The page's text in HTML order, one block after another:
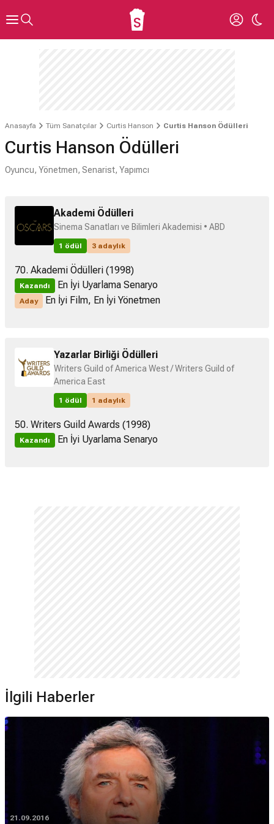
Anasayfa Tüm Sanatçılar Curtis Hanson Curtis Hanson Ödülleri
Curtis Hanson Ödülleri
Oyuncu, Yönetmen, Senarist, Yapımcı
Akademi Ödülleri
Sinema Sanatları ve Bilimleri Akademisi • ABD
1 ödül 3 adaylık
70. Akademi Ödülleri (1998)
Kazandı En İyi Uyarlama Senaryo
Aday En İyi Film, En İyi Yönetmen
Yazarlar Birliği Ödülleri
Writers Guild of America West / Writers Guild of
America East
1 ödül 1 adaylık
50. Writers Guild Awards (1998)
Kazandı En İyi Uyarlama Senaryo
İlgili Haberler
21.09.2016